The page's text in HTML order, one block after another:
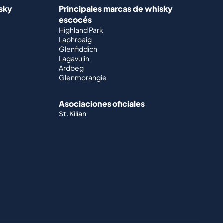
Principales marcas de whisky
escocés
Highland Park
Laphroaig
Glenfiddich
Lagavulin
Ardbeg
Glenmorangie
Asociaciones oficiales
St. Kilian